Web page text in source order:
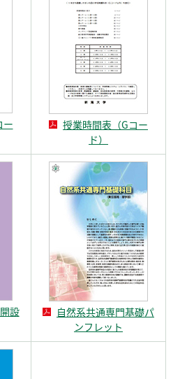
ー
授業時間表（Gコー
ド）
設
自然系共通専門基礎パ
ンフレット